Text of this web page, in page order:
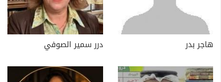
هاجر بدر درر سمير الصوفي